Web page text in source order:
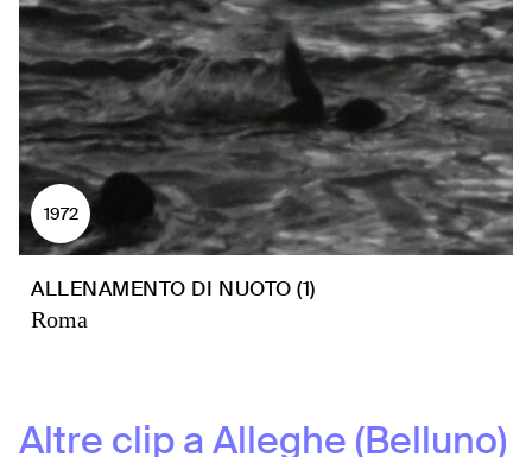
1972
ALLENAMENTO DI NUOTO (1)
Roma
Altre clip aAlleghe (Belluno)